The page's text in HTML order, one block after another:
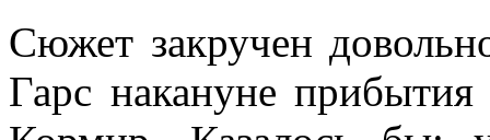
Сюжет закручен
Гарс накануне